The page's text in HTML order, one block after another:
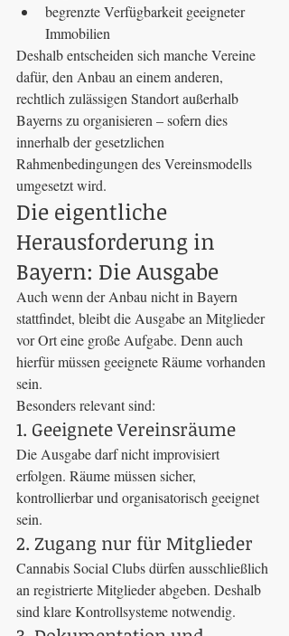
begrenzte Verfügbarkeit geeigneter
Immobilien
Deshalb entscheiden sich manche Vereine
dafür, den Anbau an einem anderen,
rechtlich zulässigen Standort außerhalb
Bayerns zu organisieren – sofern dies
innerhalb der gesetzlichen
Rahmenbedingungen des Vereinsmodells
umgesetzt wird.
Die eigentliche
Herausforderung in
Bayern: Die Ausgabe
Auch wenn der Anbau nicht in Bayern
stattfindet, bleibt die Ausgabe an Mitglieder
vor Ort eine große Aufgabe. Denn auch
hierfür müssen geeignete Räume vorhanden
sein.
Besonders relevant sind:
1. Geeignete Vereinsräume
Die Ausgabe darf nicht improvisiert
erfolgen. Räume müssen sicher,
kontrollierbar und organisatorisch geeignet
sein.
2. Zugang nur für Mitglieder
Cannabis Social Clubs dürfen ausschließlich
an registrierte Mitglieder abgeben. Deshalb
sind klare Kontrollsysteme notwendig.